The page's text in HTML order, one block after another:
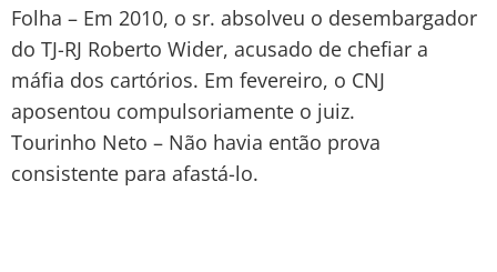
Folha – Em 2010, o sr. absolveu o desembargador
do TJ-RJ Roberto Wider, acusado de chefiar a
máfia dos cartórios. Em fevereiro, o CNJ
aposentou compulsoriamente o juiz.
Tourinho Neto – Não havia então prova
consistente para afastá-lo.